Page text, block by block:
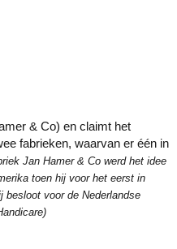
& Co) en claimt het
fabrieken, waarvan er één in
Jan Hamer & Co werd het idee
toen hij voor het eerst in
besloot voor de Nederlandse